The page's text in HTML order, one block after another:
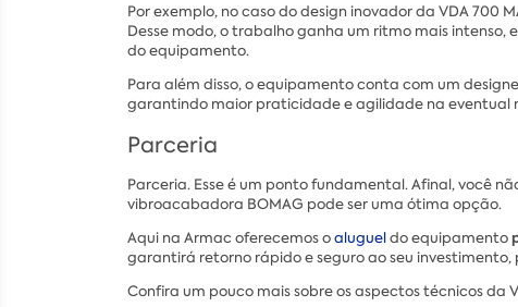
Por exemplo, no caso do design inovador da VDA 700
Desse modo, o trabalho ganha um ritmo mais
do equipamento.
Para além disso, o equipamento conta com um
garantindo maior praticidade e agilidade na eventual
Parceria
Parceria. Esse é um ponto fundamental. Afinal, você
vibroacabadora BOMAG pode ser uma ótima opção.
Aqui na Armac oferecemos oalugueldo equipamento
garantirá retorno rápido e seguro ao seu
Confira um pouco mais sobre os aspectos técnicos da